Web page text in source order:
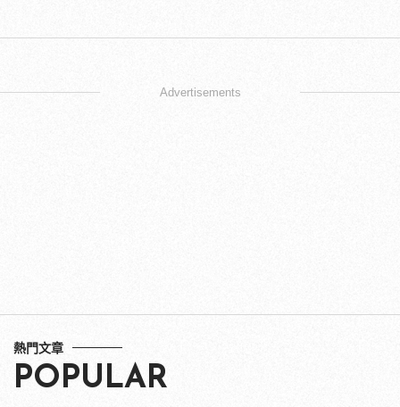
Advertisements
熱門文章
POPULAR